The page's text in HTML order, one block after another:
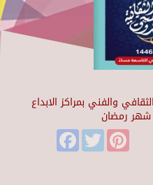
والفني بمراكز الابداع
شهر رمضان
FacebookTwitter